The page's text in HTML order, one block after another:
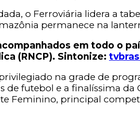
o Ferroviária lidera a
permanece na
em todo o
(RNCP). Sintonize:
na grade de
de futebol e a finalíssima
Feminino, principal